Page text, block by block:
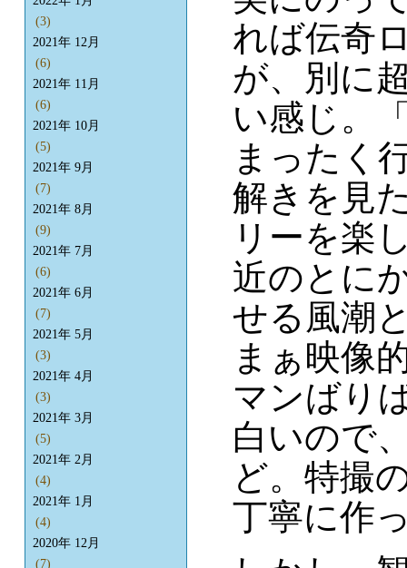
れば伝奇
が、別に
い感じ。
まったく
解きを見
リーを楽
近のとに
せる風潮
まぁ映像
マンばり
白いので
ど。特撮
丁寧に作
(3)
2021年 12月
(6)
2021年 11月
(6)
2021年 10月
(5)
2021年 9月
(7)
2021年 8月
(9)
2021年 7月
(6)
2021年 6月
(7)
2021年 5月
(3)
2021年 4月
(3)
2021年 3月
(5)
2021年 2月
(4)
2021年 1月
(4)
2020年 12月
(7)